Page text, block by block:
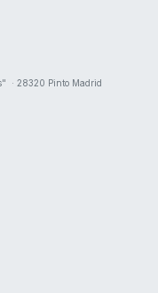
· 28320 Pinto Madrid